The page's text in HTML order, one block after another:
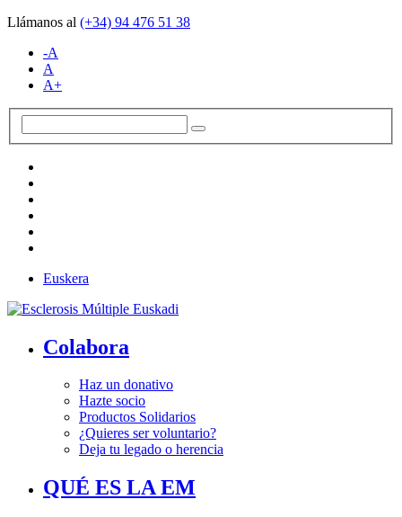
Llámanos al (+34) 94 476 51 38
-A
A
A+
Euskera
Colabora
Haz un donativo
Hazte socio
Productos Solidarios
¿Quieres ser voluntario?
Deja tu legado o herencia
QUÉ ES LA EM